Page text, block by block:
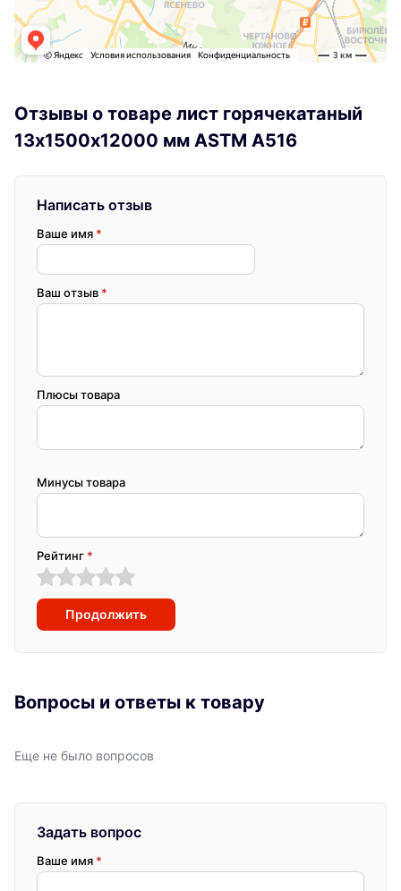
Отзывы о товаре лист горячекатаный
13х1500х12000 мм ASTM A516
Написать отзыв
Ваше имя *
Ваш отзыв *
Плюсы товара
Минусы товара
Рейтинг *
Продолжить
Вопросы и ответы к товару
Еще не было вопросов
Задать вопрос
Ваше имя *